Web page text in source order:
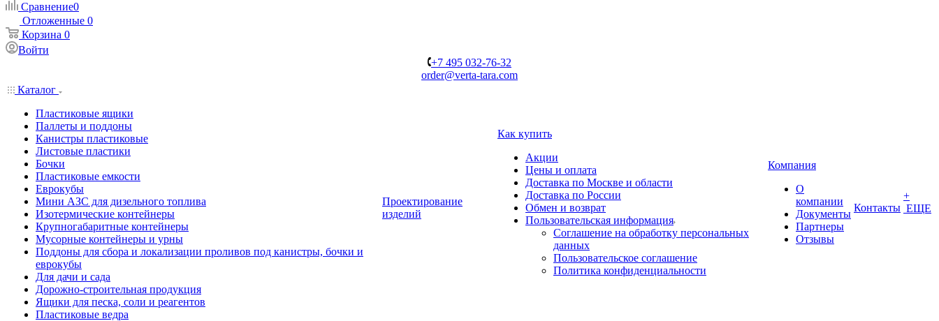
Сравнение0
Отложенные 0
Корзина 0
Войти
+7 495 032-76-32
order@verta-tara.com
Каталог
Пластиковые ящики
Паллеты и поддоны
Канистры пластиковые
Листовые пластики
Бочки
Пластиковые емкости
Еврокубы
Мини АЗС для дизельного топлива
Изотермические контейнеры
Крупногабаритные контейнеры
Мусорные контейнеры и урны
Поддоны для сбора и локализации проливов под канистры, бочки и
еврокубы
Для дачи и сада
Дорожно-строительная продукция
Ящики для песка, соли и реагентов
Пластиковые ведра
Проектирование
изделий
Как купить
Акции
Цены и оплата
Доставка по Москве и области
Доставка по России
Обмен и возврат
Пользовательская информация
Соглашение на обработку персональных
данных
Пользовательское соглашение
Политика конфиденциальности
Компания
О
компании
Документы
Партнеры
Отзывы
Контакты
+
ЕЩЕ